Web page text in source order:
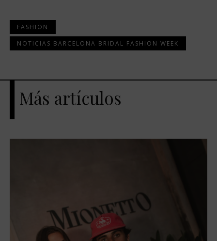
FASHION
NOTICIAS BARCELONA BRIDAL FASHION WEEK
Más artículos